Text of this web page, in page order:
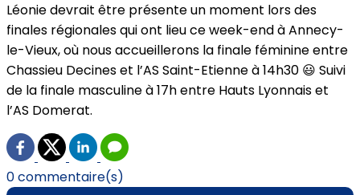
Léonie devrait être présente un moment lors des
finales régionales qui ont lieu ce week-end à Annecy-
le-Vieux, où nous accueillerons la finale féminine entre
Chassieu Decines et l’AS Saint-Etienne à 14h30 😃 Suivi
de la finale masculine à 17h entre Hauts Lyonnais et
l’AS Domerat.
0 commentaire(s)